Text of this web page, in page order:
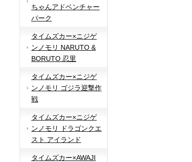
ちゃんアドベンチャー
パーク
タイムズカー×ニジゲ
ンノモリ NARUTO &
BORUTO 忍里
タイムズカー×ニジゲ
ンノモリ ゴジラ迎撃作
戦
タイムズカー×ニジゲ
ンノモリ ドラゴンクエ
スト アイランド
タイムズカー×AWAJI